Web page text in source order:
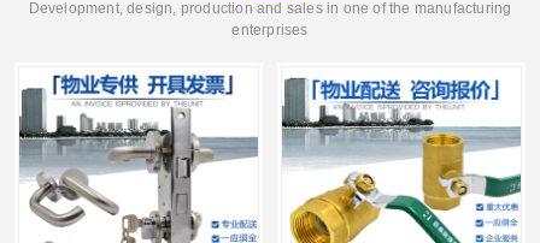
Development, design, production and sales in one of the manufacturing
enterprises